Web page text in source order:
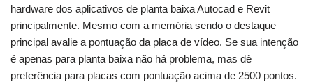
hardware dos aplicativos de planta baixa Autocad e Revit
principalmente. Mesmo com a memória sendo o destaque
principal avalie a pontuação da placa de vídeo. Se sua intenção
é apenas para planta baixa não há problema, mas dê
preferência para placas com pontuação acima de 2500 pontos.